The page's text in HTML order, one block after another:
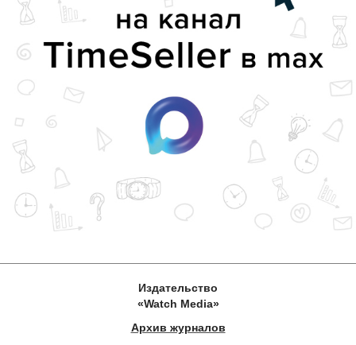
Издательство
«Watch Media»
Архив журналов